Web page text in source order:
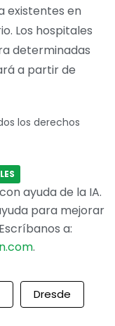
existentes en
Los hospitales
determinadas
a partir de
los derechos
ayuda de la IA.
para mejorar
a:
.
Dresde